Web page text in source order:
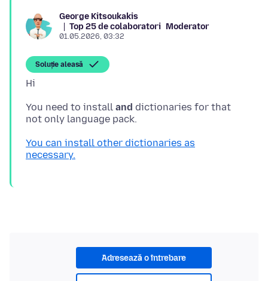
George Kitsoukakis
Top 25 de colaboratori Moderator
01.05.2026, 03:32
Soluție aleasă
You need to install and dictionaries for that
You can install other dictionaries as
necessary.
Adresează o întrebare